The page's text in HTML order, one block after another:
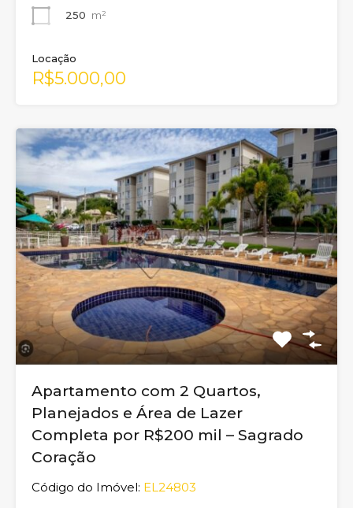
250 m²
Locação
R$5.000,00
Apartamento com 2 Quartos,
Planejados e Área de Lazer
Completa por R$200 mil – Sagrado
Coração
Código do Imóvel: EL24803